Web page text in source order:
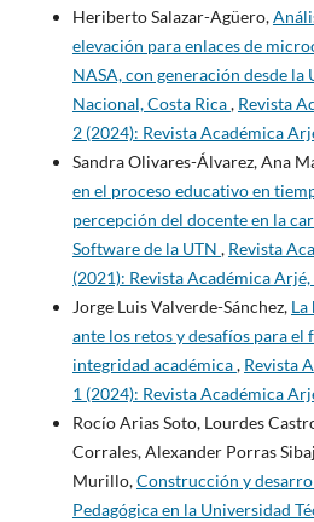
Heriberto Salazar-Agüero,
elevación para enlaces de
NASA, con generación desde la
Nacional, Costa Rica, Revista
2 (2024): Revista Académica
Sandra Olivares-Álvarez, Ana
en el proceso educativo en
percepción del docente en la
Software de la UTN , Revista
(2021): Revista Académica
Jorge Luis Valverde-Sánchez,
ante los retos y desafíos para
integridad académica, Revista
1 (2024): Revista Académica
Rocío Arias Soto, Lourdes
Corrales, Alexander Porras
Murillo,Construcción y
Pedagógica en la Universidad